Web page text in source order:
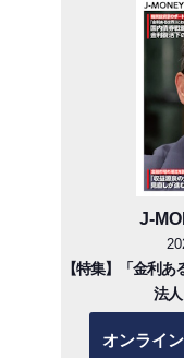
J-
【特集】「金利
法
オンライ